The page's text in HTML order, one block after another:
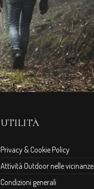
UTILITÀ
Privacy & Cookie Policy
Attività Outdoor nelle vicinanze
Condizioni generali